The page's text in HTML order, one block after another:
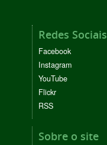
Redes Sociais
Facebook
Instagram
YouTube
Flickr
RSS
Sobre o site